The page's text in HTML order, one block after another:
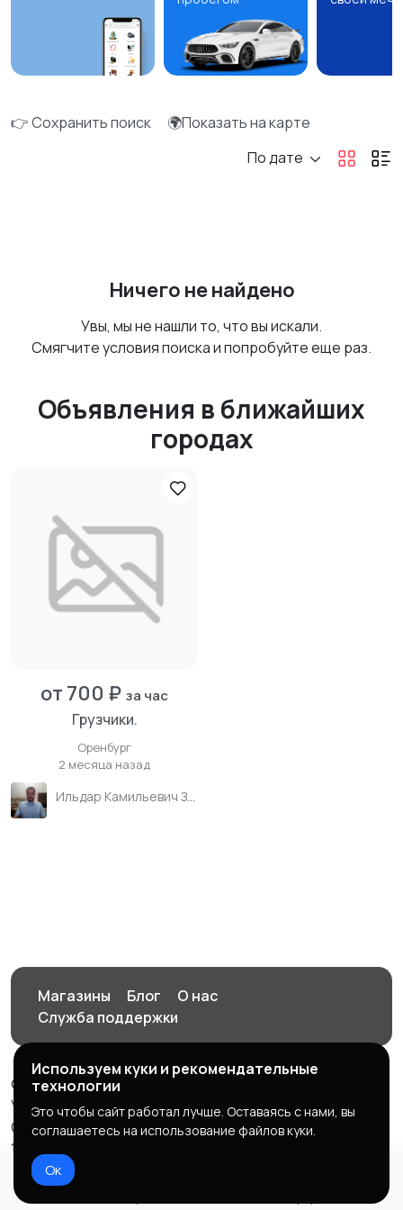
👉 Сохранить поиск
🌍Показать на карте
По дате
Ничего не найдено
Увы, мы не нашли то, что вы искали.
Смягчите условия поиска и попробуйте еще раз.
Объявления в ближайших
городах
от 700 ₽ за час
Грузчики.
Оренбург
2 месяца назад
Магазины Блог
О нас
Служба поддержки
© 2026 Орен-АЙ - Авто | Недвижимость | Работа |
Услуги
Создал Карусов Е.С ООО "ЦПК" ИНН 5609203278 ОГРН
1235600008841
Правила сервиса
Используем куки и рекомендательные
технологии
Это чтобы сайт работал лучше. Оставаясь с нами, вы
соглашаетесь на использование файлов куки.
Ок